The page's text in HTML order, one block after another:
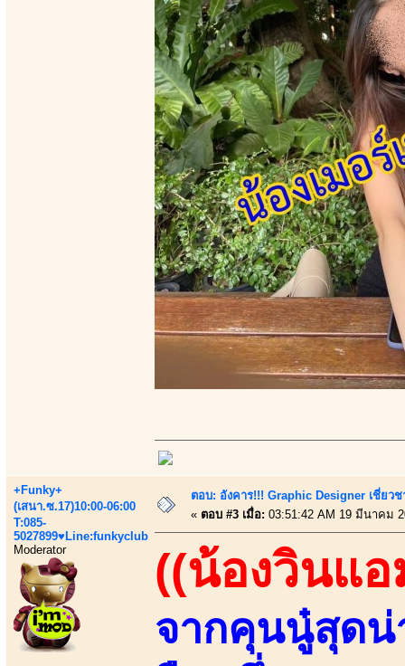
+Funky+
(เสนา.ซ.17)10:00-06:00
T:085-
5027899♥Line:funkyclub
Moderator
ตอบ: อังคาร!!! Graphic Designer เชี่ยว
« ตอบ #3 เมื่อ: 03:51:42 AM 19 มีนาคม
((น้องวินแอ
จากคุนนู๋สุดน่